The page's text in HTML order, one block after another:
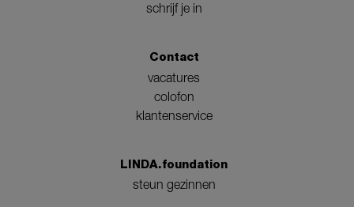
schrijf je in
Contact
vacatures
colofon
klantenservice
LINDA.foundation
steun gezinnen